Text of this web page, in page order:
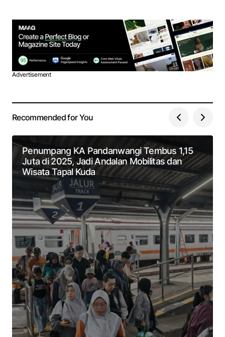
Advertisement
Recommended for You
Penumpang KA Pandanwangi Tembus 1,15
Juta di 2025, Jadi Andalan Mobilitas dan
Wisata Tapal Kuda